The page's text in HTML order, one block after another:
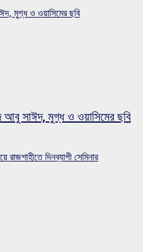
মুগ্ধ ও ওয়াসিমের ছবি
আবু সাঈদ, মুগ্ধ ও ওয়াসিমের ছবি
রাজশাহীতে দিনব্যাপী সেমিনার